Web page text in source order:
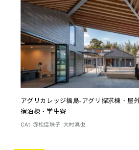
アグリカレッジ福島-アグリ探求棟・屋
宿泊棟・学生寮-
CAt 赤松佳珠子 大村真也